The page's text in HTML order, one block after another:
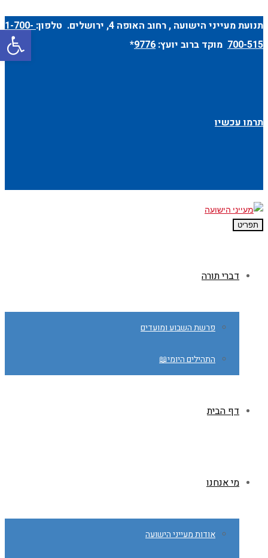
תנועת מעייני הישועה ,רחוב האופה 4 , ירושלים. טלפון: 1-700-
700-515 מוקד ברוב יועץ: 9776
*
תרמו עכשיו
תפריט
דברי תורה
פרשת השבוע ומועדים
התהילים היומי📖
דף הבית
מי אנחנו
אודות מעייני הישועה
פתח